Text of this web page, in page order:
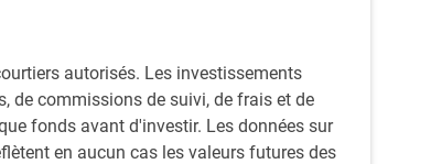
autorisés. Les investissements
de commissions de suivi, de frais et de
fonds avant d'investir. Les données sur
en aucun cas les valeurs futures des
le même
eux de sujets,